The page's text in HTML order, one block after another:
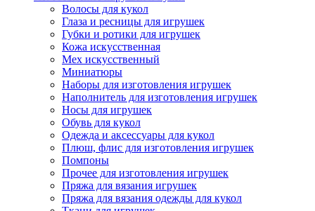
Волосы для кукол
Глаза и ресницы для игрушек
Губки и ротики для игрушек
Кожа искусственная
Мех искусственный
Миниатюры
Наборы для изготовления игрушек
Наполнитель для изготовления игрушек
Носы для игрушек
Обувь для кукол
Одежда и аксессуары для кукол
Плюш, флис для изготовления игрушек
Помпоны
Прочее для изготовления игрушек
Пряжа для вязания игрушек
Пряжа для вязания одежды для кукол